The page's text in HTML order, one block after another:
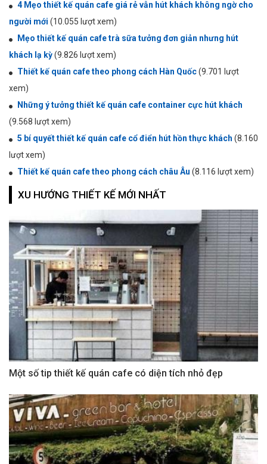
4 Mẹo thiết kế quán cafe giá rẻ vẫn hút khách không ngờ cho
người mới (10.055 lượt xem)
Mẹo thiết kế quán cafe trà sữa tưởng đơn giản nhưng hút
khách lạ kỳ(9.826 lượt xem)
Thiết kế quán cafe theo phong cách Hàn Quốc(9.701 lượt
xem)
Những ý tưởng thiết kế quán cafe container cực hút khách
(9.568 lượt xem)
5 bí quyết thiết kế quán cafe cổ điển hút hồn thực khách (8.160
lượt xem)
Thiết kế quán cafe theo phong cách châu Âu (8.116 lượt xem)
XU HƯỚNG THIẾT KẾ MỚI NHẤT
Một số tip thiết kế quán cafe có diện tích nhỏ đẹp